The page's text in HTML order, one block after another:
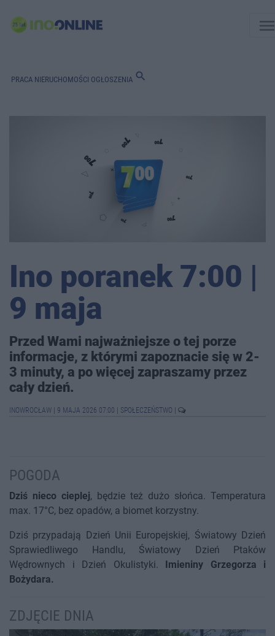
PRACA NIERUCHOMOŚCI OGŁOSZENIA search
Ino poranek 7:00 |
9 maja
Przed Wami najważniejsze o tej porze
informacje, z którymi zapoznacie się w 2-
3 minuty, a po więcej zapraszamy przez
cały dzień.
INOWROCŁAW 9 MAJA 2026 07:00 SPOŁECZEŃSTWO
POGODA
Dziś nieco cieplej, będzie też dużo słońca. Temperatura
max. 17°C, bez opadów, a biomet korzystny.
Dziś przypadają Dzień Unii Europejskiej, Światowy Dzień
Sprawiedliwego Handlu, Światowy Dzień Ptaków
Wędrownych i Dzień Okulistyki.
Imieniny Grzegorza i
Bożydara.
ZDJĘCIE DNIA